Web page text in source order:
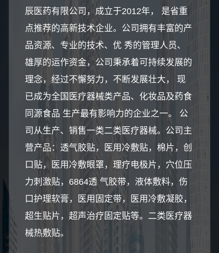
辰医药有限公司，成立于2012年， 是省重
点推荐的高新技术企业。公司拥有丰富的产
品资源、专业的技术、优 秀的管理人员、
雄厚的运作资金，公司秉承着可持续发展的
理念，经过不懈努力，不断发展壮大， 现
已成为全国医疗器械类产品、化妆品及药食
同源食品 生产最有影响力的企业之一。 公
司从生产、销售一类二类医疗器械。公司主
营产品：透气胶贴，医用冷敷贴，棉片，创
口贴，医用冷敷眼罩，理疗电极片，穴位压
力刺激贴，6864透 气胶带，液体敷料，伤
口护理软膏，医用固定带，医用冷敷凝胶，
超生贴片，超声治疗固定贴等。二类医疗器
械热敷贴。